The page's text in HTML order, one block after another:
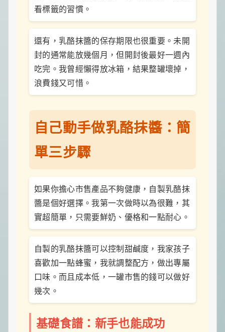
看標籤的習慣。
還有，乳酪抹醬的保存期限也很重要。未開
封的通常能放幾個月，但開封後最好一週內
吃完。我曾經懶得放冰箱，結果整罐壞掉，
浪費錢又可惜。
自己動手做乳酪抹醬：簡
單三步驟
如果你擔心市售產品不夠健康，自製乳酪抹
醬是個好選擇。我第一次做時以為很難，其
實超簡單，只需要鮮奶、優格和一點耐心。
自製的乳酪抹醬可以控制甜鹹度，我家孩子
喜歡加一點蜂蜜，我就調整配方，做出專屬
口味。而且成本低，一罐市售的錢可以做好
幾次。
基礎食譜：新手也能成功